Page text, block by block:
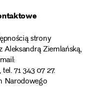
strony
Ziemlańską,
71 343 07 27.
Narodowego